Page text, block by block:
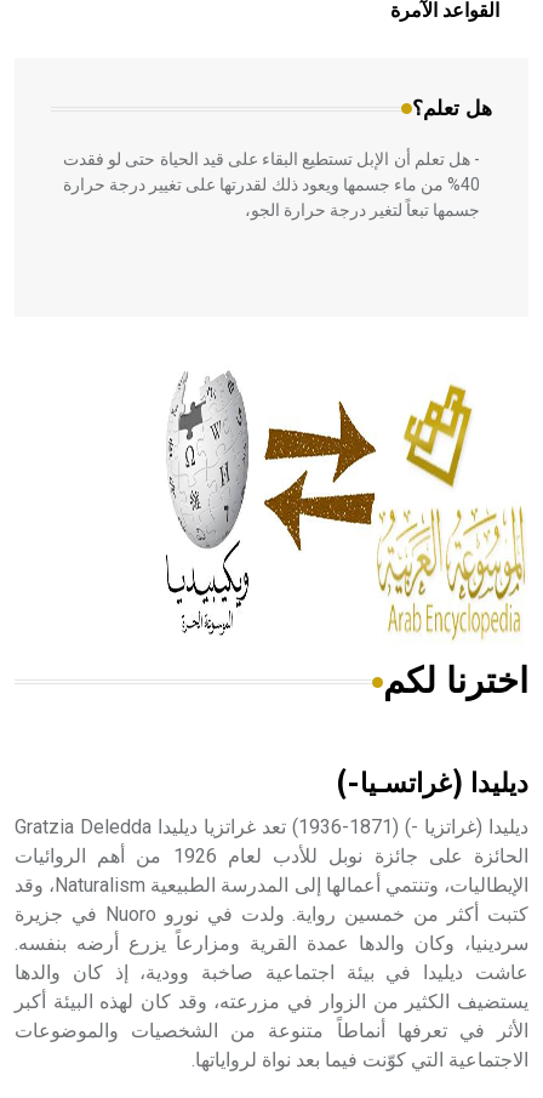
القواعد الآمرة
هل تعلم؟
المعمار على بناء مداميكه وخاصة في الواجهات
- هل تعلم أن الإبل تستطيع البقاء على قيد الحياة حتى لو فقدت
40% من ماء جسمها ويعود ذلك لقدرتها على تغيير درجة حرارة
جسمها تبعاً لتغير درجة حرارة الجو،
الحكم، الأدلة، تنظيم التغذية، ورسالته في جروح الرأس. ويعود
له الفضل بأنه حرر الطب من الدين والفلسفة.
- هل تعلم أن المرجان إفراز حيواني يتكون في البحر ويتركب
من مادة كربونات الكلسيوم، وهو أحمر أو شديد الحمرة وهو
أجود أنواعه، ويمتاز بكبر الحجم ويسمى الش
هل تعلم أن الأبسيد كلمة فرنسية اللفظ تم اعتمادها مصطلحاً
- هل تعلم أن أبجر Abgar اسم معروف جيداً يعود إلى عدد من
الملوك الذين حكموا مدينة إديسا (الرها) من أبجر الأول وحتى
التاسع، وهم ينتسبون إلى أسرة أوسروين
اخترنا لكم
ديليدا (غراتسـيا-)
ديليدا (غراتزيا -) (1871-1936) تعد غراتزيا ديليدا Gratzia Deledda
الحائزة على جائزة نوبل للأدب لعام 1926 من أهم الروائيات
الإيطاليات، وتنتمي أعمالها إلى المدرسة الطبيعية Naturalism، وقد
كتبت أكثر من خمسين رواية. ولدت في نورو Nuoro في جزيرة
سردينيا، وكان والدها عمدة القرية ومزارعاً يزرع أرضه بنفسه.
عاشت ديليدا في بيئة اجتماعية صاخبة وودية، إذ كان والدها
يستضيف الكثير من الزوار في مزرعته، وقد كان لهذه البيئة أكبر
الأثر في تعرفها أنماطاً متنوعة من الشخصيات والموضوعات
الاجتماعية التي كوّنت فيما بعد نواة لرواياتها.